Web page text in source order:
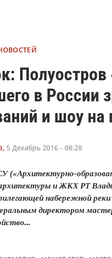
в России
и шоу на
5 Декабрь 2016 - 08:28
(«Архитектурно-
и ЖКХ РТ
набережной
директором